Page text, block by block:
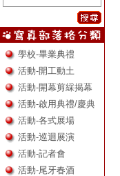
學校-畢業典禮
活動-開工動土
活動-開幕剪綵揭幕
活動-啟用典禮/慶典
活動-各式展場
活動-巡迴展演
活動-記者會
活動-尾牙春酒